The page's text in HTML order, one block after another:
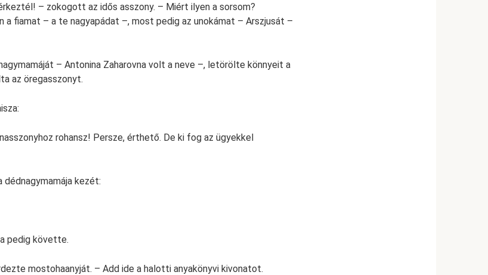
– zokogott az idős asszony. – Miért ilyen a sorsom?
fiamat – a te nagyapádat –, most pedig az unokámat – Arszjusát –
– Antonina Zaharovna volt a neve –, letörölte könnyeit a
az öregasszonyt.
rohansz! Persze, érthető. De ki fog az ügyekkel
kezét:
pedig követte.
mostohaanyját. – Add ide a halotti anyakönyvi kivonatot.